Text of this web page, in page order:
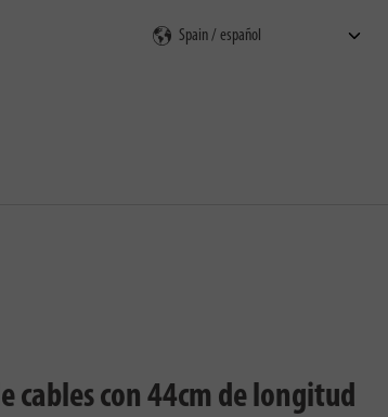
cables con 44cm de longitud